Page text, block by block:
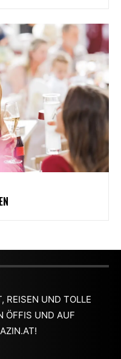
REISEN UND TOLLE
ÖFFIS UND AUF